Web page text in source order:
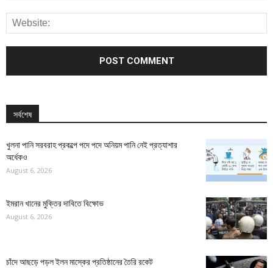
সর্বশেষ
খুলনা পানি সরবরাহ প্রকল্পে পদে পদে অনিয়ম পানি নেই প্রত্যাশার
অর্ধেকও
August 6, 2026
ইমরান খানের মুক্তির দাবিতে বিক্ষোভ
August 6, 2026
চাঁদে আছড়ে পড়ল ইলন মাস্কের প্রতিষ্ঠানের তৈরি রকেট